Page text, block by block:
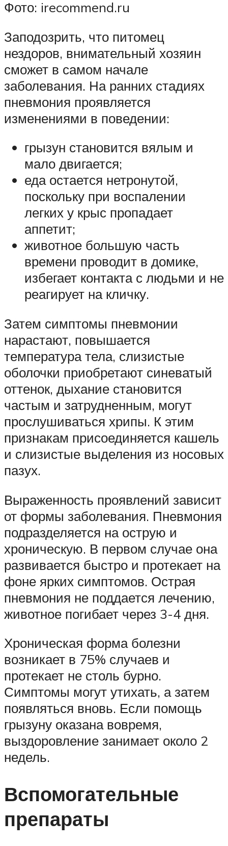
Фото: irecommend.ru
Заподозрить, что питомец
нездоров, внимательный хозяин
сможет в самом начале
заболевания. На ранних стадиях
пневмония проявляется
изменениями в поведении:
грызун становится вялым и
мало двигается;
еда остается нетронутой,
поскольку при воспалении
легких у крыс пропадает
аппетит;
животное большую часть
времени проводит в домике,
избегает контакта с людьми и не
реагирует на кличку.
Затем симптомы пневмонии
нарастают, повышается
температура тела, слизистые
оболочки приобретают синеватый
оттенок, дыхание становится
частым и затрудненным, могут
прослушиваться хрипы. К этим
признакам присоединяется кашель
и слизистые выделения из носовых
пазух.
Выраженность проявлений зависит
от формы заболевания. Пневмония
подразделяется на острую и
хроническую. В первом случае она
развивается быстро и протекает на
фоне ярких симптомов. Острая
пневмония не поддается лечению,
животное погибает через 3-4 дня.
Хроническая форма болезни
возникает в 75% случаев и
протекает не столь бурно.
Симптомы могут утихать, а затем
появляться вновь. Если помощь
грызуну оказана вовремя,
выздоровление занимает около 2
недель.
Вспомогательные
препараты